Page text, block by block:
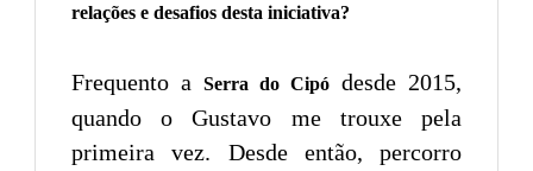
relações e desafios desta iniciativa?
Frequento a Serra do Cipó desde 2015,
quando o Gustavo me trouxe pela
primeira vez. Desde então, percorro